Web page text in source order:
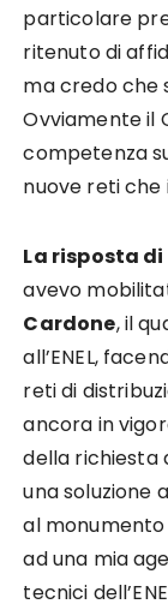
particolare
ritenuto di
ma credo che
Ovviamente il
competenza
nuove reti che
La risposta
avevo
Cardone, il
all’ENEL,
reti di
ancora in
della richiesta
una soluzione
al
ad una mia
tecnici